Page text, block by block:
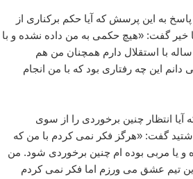
به این پرسش که آیا حکم برکناری از
خیر گفت: «هیچ حکمی به من داده نشده و با
ساله با استقلال دارم همچنان من هم
این چه رفتاری بود که با من انجام
انتظار چنین برخوردی را از سوی
گفت: «هرگز فکر نمی کردم با من که
و یا مربی بوده ام چنین برخوردی شود. من
تیم عشق می ورزم اما فکر نمی کردم